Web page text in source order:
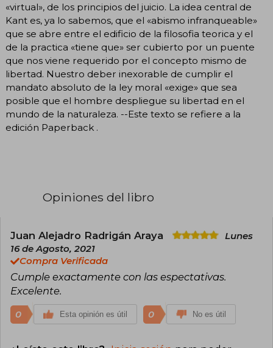
«virtual», de los principios del juicio. La idea central de
Kant es, ya lo sabemos, que el «abismo infranqueable»
que se abre entre el edificio de la filosofia teorica y el
de la practica «tiene que» ser cubierto por un puente
que nos viene requerido por el concepto mismo de
libertad. Nuestro deber inexorable de cumplir el
mandato absoluto de la ley moral «exige» que sea
posible que el hombre despliegue su libertad en el
mundo de la naturaleza. --Este texto se refiere a la
edición Paperback .
Opiniones del libro
Juan Alejadro Radrigán Araya
Lunes
16 de Agosto, 2021
Compra Verificada
Cumple exactamente con las espectativas.
Excelente.
0 Esta opinión es útil 0 No es útil